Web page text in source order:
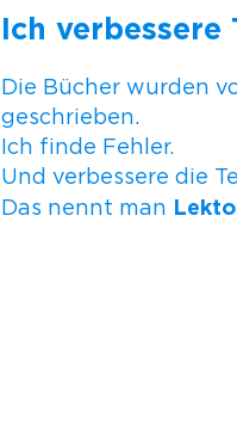
Ich verbessere
Die Bücher wurden
geschrieben.
Ich finde Fehler.
Und verbessere die
Das nennt man